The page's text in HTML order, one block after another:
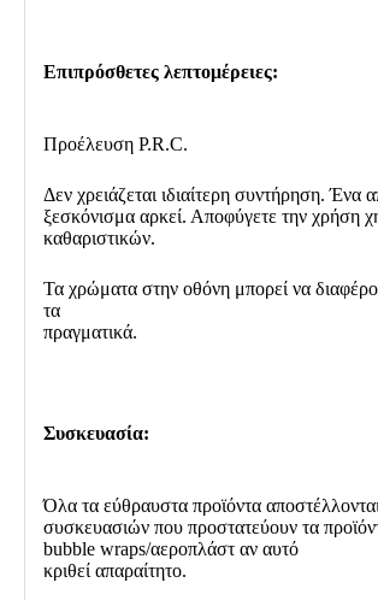
Επιπρόσθετες λεπτομέρειες:
Προέλευση P.R.C.
Δεν χρειάζεται ιδιαίτερη συντήρηση. Ένα
ξεσκόνισμα αρκεί. Αποφύγετε την χρήση
καθαριστικών.
Τα χρώματα στην οθόνη μπορεί να
τα
πραγματικά.
Συσκευασία:
Όλα τα εύθραυστα προϊόντα
συσκευασιών που προστατεύουν τα
bubble wraps/αεροπλάστ αν αυτό
κριθεί απαραίτητο.